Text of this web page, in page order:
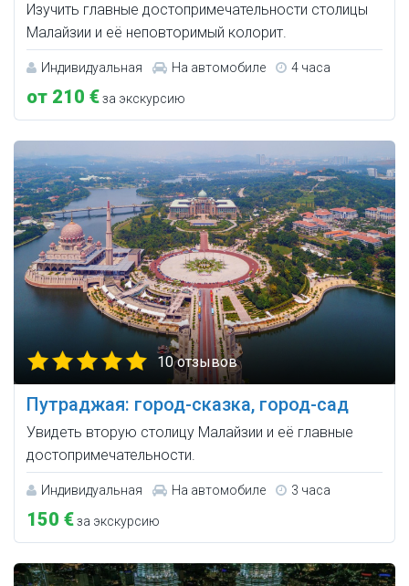
Изучить главные достопримечательности столицы
Малайзии и её неповторимый колорит.
Индивидуальная На автомобиле 4 часа
от 210 €за экскурсию
10 отзывов
Путраджая: город-сказка, город-сад
Увидеть вторую столицу Малайзии и её главные
достопримечательности.
Индивидуальная На автомобиле 3 часа
150 €за экскурсию